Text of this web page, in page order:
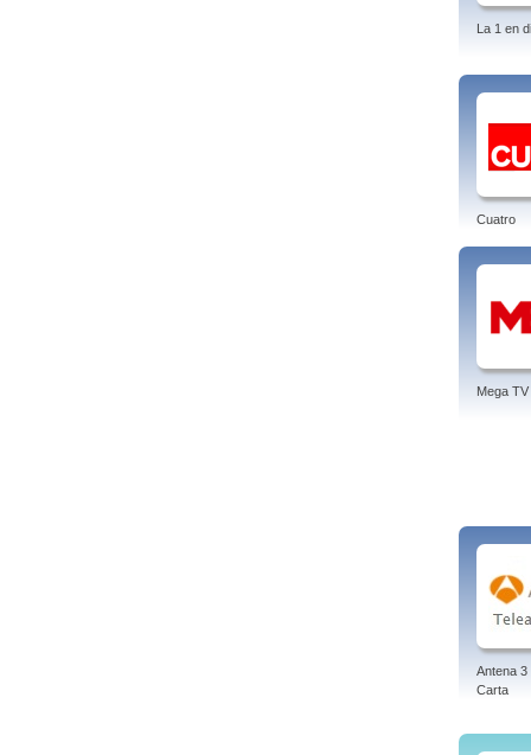
La 1 en
Cuatro
Mega TV
Antena 3
Carta